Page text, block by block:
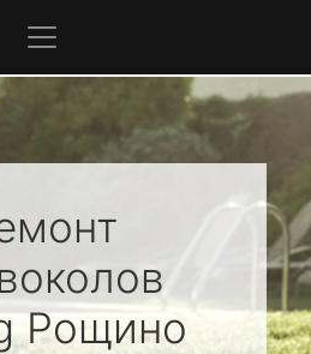
Рощино